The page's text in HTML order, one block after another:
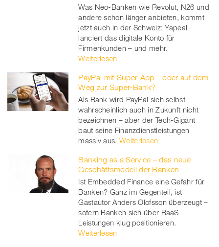
Was Neo-Banken wie Revolut, N26 und
andere schon länger anbieten, kommt
jetzt auch in der Schweiz: Yapeal
lanciert das digitale Konto für
Firmenkunden – und mehr.
Weiterlesen
PayPal mit Super-App – oder auf dem
Weg zur Super-Bank?
Als Bank wird PayPal sich selbst
wahrscheinlich auch in Zukunft nicht
bezeichnen – aber der Tech-Gigant
baut seine Finanzdienstleistungen
massiv aus. Weiterlesen
Banking as a Service – das neue
Geschäftsmodell der Banken
Ist Embedded Finance eine Gefahr für
Banken? Ganz im Gegenteil, ist
Gastautor Anders Olofsson überzeugt –
sofern Banken sich über BaaS-
Leistungen klug positionieren.
Weiterlesen